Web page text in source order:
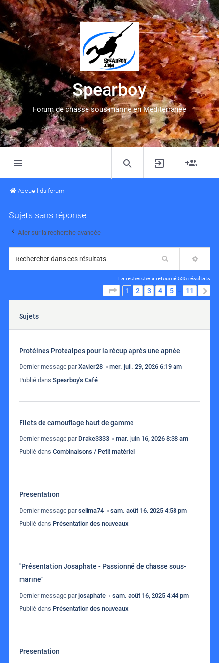
Spearboy
Forum de chasse sous-marine en Méditerranée
Accueil du forum
Sujets sans réponse
Aller sur la recherche avancée
Rechercher
La recherche a retourné 535 résultats
PAGE 1 SUR 11
1 2 3 4 5 … 11
Sujets
Protéines Protéalpes pour la récup après une apnée
Dernier message parXavier28 « mer. juil. 29, 2026 6:19 am
Publié dans Spearboy's Café
Filets de camouflage haut de gamme
Dernier message par Drake3333 « mar. juin 16, 2026 8:38 am
Publié dans Combinaisons / Petit matériel
Presentation
Dernier message parselima74 « sam. août 16, 2025 4:58 pm
Publié dans Présentation des nouveaux
"Présentation Josaphate - Passionné de chasse sous-
marine"
Dernier message parjosaphate « sam. août 16, 2025 4:44 pm
Publié dans Présentation des nouveaux
Presentation